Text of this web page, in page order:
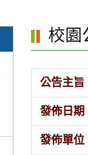
校園
公告主旨
發佈日期
發佈單位